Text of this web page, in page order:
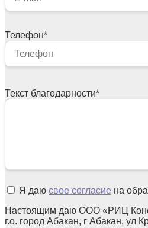
Телефон*
Текст благодарности*
Я даю свое согласие на
Настоящим даю ООО «РИЦ
г.о. город Абакан, г Абакан, ул